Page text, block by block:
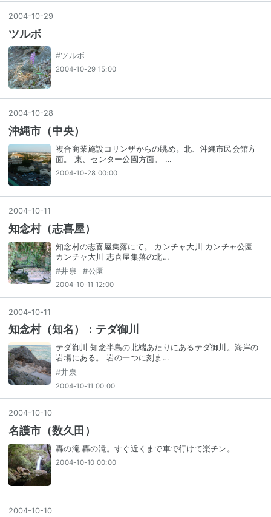
2004-10-29
ツルボ
#ツルボ
2004-10-29 15:00
2004-10-28
沖縄市（中央）
複合商業施設コリンザからの眺め。北、沖縄市民会館方
面。 東、センター公園方面。 …
2004-10-28 00:00
2004-10-11
知念村（志喜屋）
知念村の志喜屋集落にて。 カンチャ大川 カンチャ公園
カンチャ大川 志喜屋集落の北…
#井泉 #公園
2004-10-11 12:00
2004-10-11
知念村（知名）：テダ御川
テダ御川 知念半島の北端あたりにあるテダ御川。海岸の
岩場にある。 岩の一つに刻ま…
#井泉
2004-10-11 00:00
2004-10-10
名護市（数久田）
轟の滝 轟の滝。すぐ近くまで車で行けて楽チン。
2004-10-10 00:00
2004-10-10